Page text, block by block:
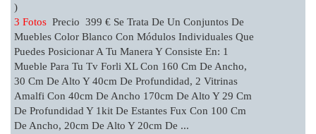
)
3 Fotos Precio 399 € Se Trata De Un Conjuntos De
Muebles Color Blanco Con Módulos Individuales Que
Puedes Posicionar A Tu Manera Y Consiste En: 1
Mueble Para Tu Tv Forli XL Con 160 Cm De Ancho,
30 Cm De Alto Y 40cm De Profundidad, 2 Vitrinas
Amalfi Con 40cm De Ancho 170cm De Alto Y 29 Cm
De Profundidad Y 1kit De Estantes Fux Con 100 Cm
De Ancho, 20cm De Alto Y 20cm De ...